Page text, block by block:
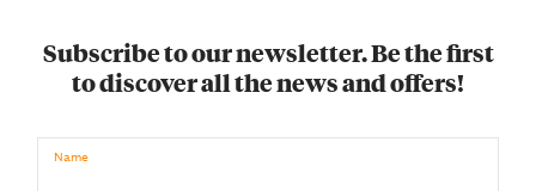
Subscribe to our newsletter. Be the first
to discover all the news and offers!
Name